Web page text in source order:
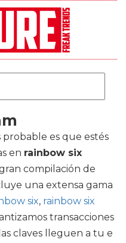
probable es que estés
en rainbow six
compilación de
una extensa gama
six, rainbow six
transacciones
claves lleguen a tu e